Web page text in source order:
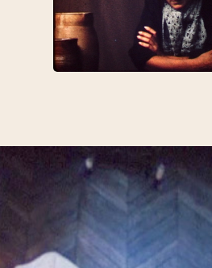
et
Babi
Une
2024